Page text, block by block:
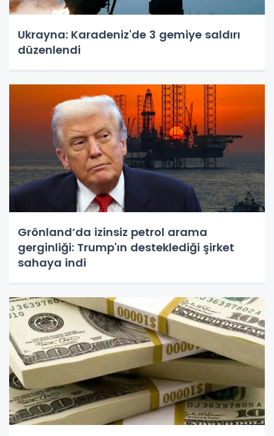
Ukrayna: Karadeniz'de 3 gemiye saldırı
düzenlendi
Grönland’da izinsiz petrol arama
gerginliği: Trump'ın desteklediği şirket
sahaya indi